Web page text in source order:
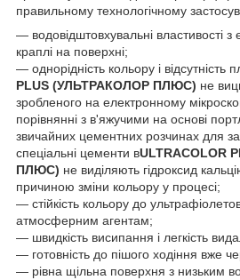
правильному технологічному
— водовідштовхувальні властивості
краплі на поверхні;
— однорідність кольору і відсутність
PLUS (УЛЬТРАКОЛОР ПЛЮС) не
зробленого на електронному
порівнянні з в'яжучими на основі
звичайних цементних розчинах для
спеціальні цементи вULTRACOLOR
ПЛЮС) не виділяють гідроксид
причиною зміни кольору у процесі;
— стійкість кольору до
атмосферним агентам;
— швидкість висипання і легкість
— готовність до пішого ходіння вже
— рівна щільна поверхня з низьким